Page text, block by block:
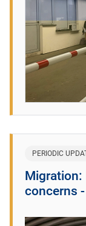
PERIODIC
Migration:
concerns